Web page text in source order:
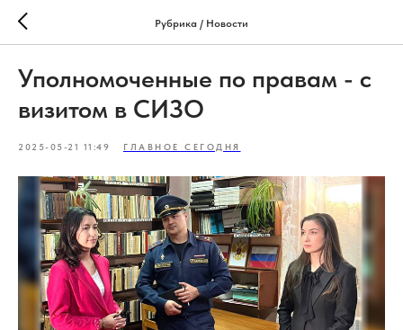
Рубрика / Новости
Уполномоченные по правам - с
визитом в СИЗО
2025-05-21 11:49 ГЛАВНОЕ СЕГОДНЯ